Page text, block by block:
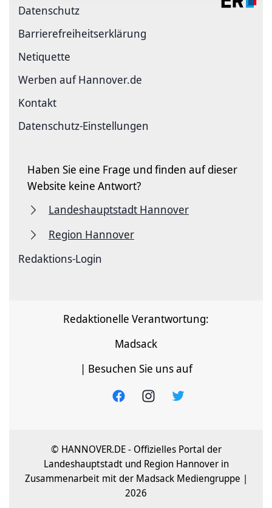
Datenschutz
Barriere­freiheits­erklärung
Netiquette
Werben auf Hannover.de
Kontakt
Datenschutz-Einstellungen
Haben Sie eine Frage und finden auf dieser
Website keine Antwort?
Landeshauptstadt Hannover
Region Hannover
Redaktions-Login
Redaktionelle Verantwortung:
Madsack
| Besuchen Sie uns auf
© HANNOVER.DE - Offizielles Portal der
Landeshauptstadt und Region Hannover in
Zusammenarbeit mit der Madsack Mediengruppe |
2026